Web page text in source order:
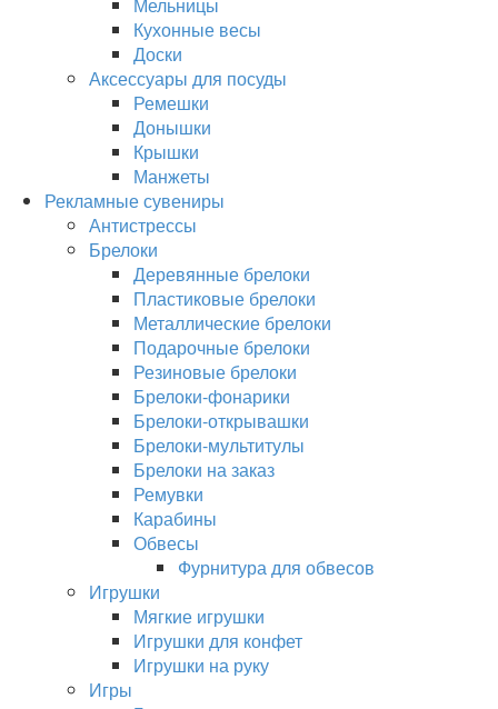
Кухонные весы
Доски
Аксессуары для посуды
Ремешки
Донышки
Крышки
Манжеты
Рекламные сувениры
Антистрессы
Брелоки
Деревянные брелоки
Пластиковые брелоки
Металлические брелоки
Подарочные брелоки
Резиновые брелоки
Брелоки-фонарики
Брелоки-открывашки
Брелоки-мультитулы
Брелоки на заказ
Ремувки
Карабины
Обвесы
Фурнитура для обвесов
Игрушки
Мягкие игрушки
Игрушки для конфет
Игрушки на руку
Игры